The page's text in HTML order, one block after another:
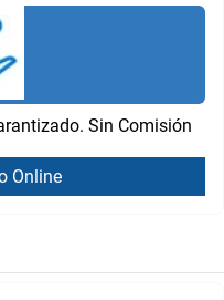
Sin Comisión
Online